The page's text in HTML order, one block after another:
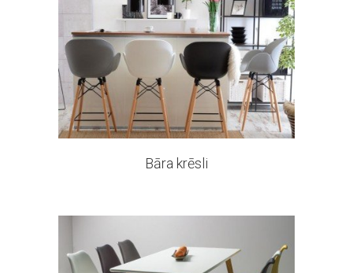
35 products
Bāra krēsli